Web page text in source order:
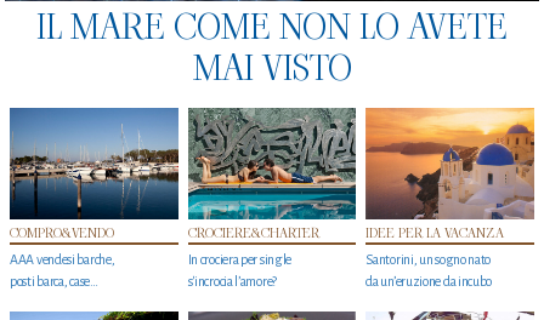
IL MARE COME NON LO AVETE
MAI VISTO
COMPRO&VENDO
AAA vendesi barche,
posti barca, case…
CROCIERE&CHARTER
In crociera per single
s'incrocia l’amore?
IDEE PER LA VACANZA
Santorini, un sogno nato
da un’eruzione da incubo